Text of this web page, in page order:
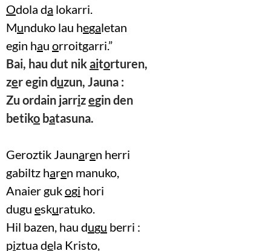
Odola da lokarri.
Munduko lau hegaletan
egin hau orroitgarri.”
Bai, hau dut nikaitorturen,
zer egin duzun, Jauna :
Zu ordain jarrizegin den
betiko batasuna.
Geroztik Jaunaren herri
gabiltz haren manuko,
Anaier gukogi hori
dugu eskuratuko.
Hil bazen, hau dugu berri :
piztua dela Kristo,